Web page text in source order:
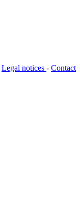
Legal notices - Contact